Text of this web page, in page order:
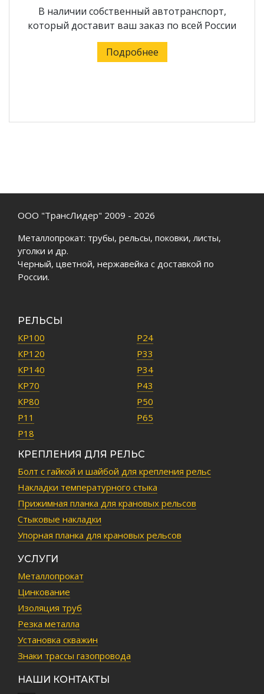
В наличии собственный автотранспорт,
который доставит ваш заказ по всей России
Подробнее
ООО "ТрансЛидер" 2009 - 2026
Металлопрокат: трубы, рельсы, поковки, листы,
уголки и др.
Черный, цветной, нержавейка с доставкой по
России.
РЕЛЬСЫ
КР100
КР120
КР140
КР70
КР80
Р11
Р18
Р24
Р33
Р34
Р43
Р50
Р65
КРЕПЛЕНИЯ ДЛЯ РЕЛЬС
Болт с гайкой и шайбой для крепления рельс
Накладки температурного стыка
Прижимная планка для крановых рельсов
Стыковые накладки
Упорная планка для крановых рельсов
УСЛУГИ
Металлопрокат
Цинкование
Изоляция труб
Резка металла
Установка скважин
Знаки трассы газопровода
НАШИ КОНТАКТЫ